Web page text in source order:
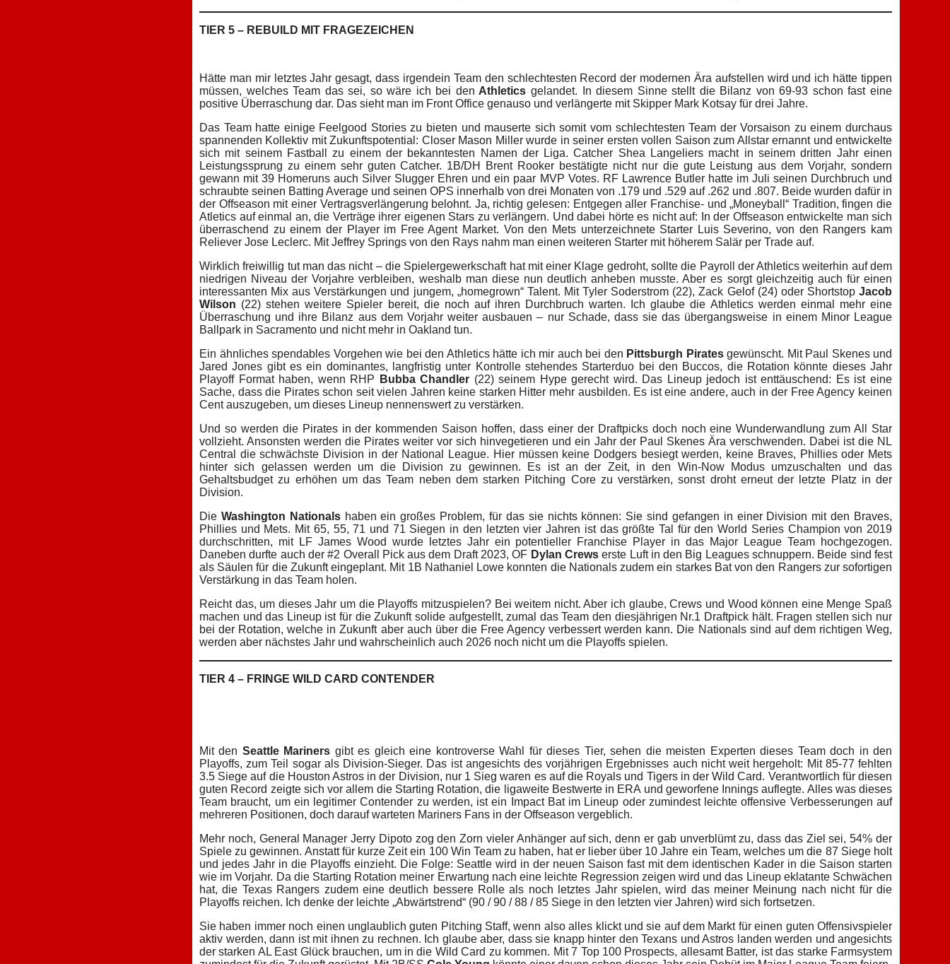
TIER 5 – REBUILD MIT FRAGEZEICHEN
Hätte man mir letztes Jahr gesagt, dass irgendein Team den schlechtesten Record der modernen Ära aufstellen wird und ich hätte tippen
müssen, welches Team das sei, so wäre ich bei den Athletics gelandet. In diesem Sinne stellt die Bilanz von 69-93 schon fast eine
positive Überraschung dar. Das sieht man im Front Office genauso und verlängerte mit Skipper Mark Kotsay für drei Jahre.
Das Team hatte einige Feelgood Stories zu bieten und mauserte sich somit vom schlechtesten Team der Vorsaison zu einem durchaus
spannenden Kollektiv mit Zukunftspotential: Closer Mason Miller wurde in seiner ersten vollen Saison zum Allstar ernannt und entwickelte
sich mit seinem Fastball zu einem der bekanntesten Namen der Liga. Catcher Shea Langeliers macht in seinem dritten Jahr einen
Leistungssprung zu einem sehr guten Catcher. 1B/DH Brent Rooker bestätigte nicht nur die gute Leistung aus dem Vorjahr, sondern
gewann mit 39 Homeruns auch Silver Slugger Ehren und ein paar MVP Votes. RF Lawrence Butler hatte im Juli seinen Durchbruch und
schraubte seinen Batting Average und seinen OPS innerhalb von drei Monaten von .179 und .529 auf .262 und .807. Beide wurden dafür in
der Offseason mit einer Vertragsverlängerung belohnt. Ja, richtig gelesen: Entgegen aller Franchise- und „Moneyball“ Tradition, fingen die
Atletics auf einmal an, die Verträge ihrer eigenen Stars zu verlängern. Und dabei hörte es nicht auf: In der Offseason entwickelte man sich
überraschend zu einem der Player im Free Agent Market. Von den Mets unterzeichnete Starter Luis Severino, von den Rangers kam
Reliever Jose Leclerc. Mit Jeffrey Springs von den Rays nahm man einen weiteren Starter mit höherem Salär per Trade auf.
Wirklich freiwillig tut man das nicht – die Spielergewerkschaft hat mit einer Klage gedroht, sollte die Payroll der Athletics weiterhin auf dem
niedrigen Niveau der Vorjahre verbleiben, weshalb man diese nun deutlich anheben musste. Aber es sorgt gleichzeitig auch für einen
interessanten Mix aus Verstärkungen und jungem, „homegrown“ Talent. Mit Tyler Soderstrom (22), Zack Gelof (24) oder Shortstop Jacob
Wilson (22) stehen weitere Spieler bereit, die noch auf ihren Durchbruch warten. Ich glaube die Athletics werden einmal mehr eine
Überraschung und ihre Bilanz aus dem Vorjahr weiter ausbauen – nur Schade, dass sie das übergangsweise in einem Minor League
Ballpark in Sacramento und nicht mehr in Oakland tun.
Ein ähnliches spendables Vorgehen wie bei den Athletics hätte ich mir auch bei den Pittsburgh Piratesgewünscht. Mit Paul Skenes und
Jared Jones gibt es ein dominantes, langfristig unter Kontrolle stehendes Starterduo bei den Buccos, die Rotation könnte dieses Jahr
Playoff Format haben, wenn RHP
Bubba Chandler (22) seinem Hype gerecht wird. Das Lineup jedoch ist enttäuschend: Es ist eine
Sache, dass die Pirates schon seit vielen Jahren keine starken Hitter mehr ausbilden. Es ist eine andere, auch in der Free Agency keinen
Cent auszugeben, um dieses Lineup nennenswert zu verstärken.
Und so werden die Pirates in der kommenden Saison hoffen, dass einer der Draftpicks doch noch eine Wunderwandlung zum All Star
vollzieht. Ansonsten werden die Pirates weiter vor sich hinvegetieren und ein Jahr der Paul Skenes Ära verschwenden. Dabei ist die NL
Central die schwächste Division in der National League. Hier müssen keine Dodgers besiegt werden, keine Braves, Phillies oder Mets
hinter sich gelassen werden um die Division zu gewinnen. Es ist an der Zeit, in den Win-Now Modus umzuschalten und das
Gehaltsbudget zu erhöhen um das Team neben dem starken Pitching Core zu verstärken, sonst droht erneut der letzte Platz in der
Division.
Die Washington Nationalshaben ein großes Problem, für das sie nichts können: Sie sind gefangen in einer Division mit den Braves,
Phillies und Mets. Mit 65, 55, 71 und 71 Siegen in den letzten vier Jahren ist das größte Tal für den World Series Champion von 2019
durchschritten, mit LF James Wood wurde letztes Jahr ein potentieller Franchise Player in das Major League Team hochgezogen.
Daneben durfte auch der #2 Overall Pick aus dem Draft 2023, OF Dylan Crewserste Luft in den Big Leagues schnuppern. Beide sind fest
als Säulen für die Zukunft eingeplant. Mit 1B Nathaniel Lowe konnten die Nationals zudem ein starkes Bat von den Rangers zur sofortigen
Verstärkung in das Team holen.
Reicht das, um dieses Jahr um die Playoffs mitzuspielen? Bei weitem nicht. Aber ich glaube, Crews und Wood können eine Menge Spaß
machen und das Lineup ist für die Zukunft solide aufgestellt, zumal das Team den diesjährigen Nr.1 Draftpick hält. Fragen stellen sich nur
bei der Rotation, welche in Zukunft aber auch über die Free Agency verbessert werden kann. Die Nationals sind auf dem richtigen Weg,
werden aber nächstes Jahr und wahrscheinlich auch 2026 noch nicht um die Playoffs spielen.
TIER 4 – FRINGE WILD CARD CONTENDER
Mit den Seattle Mariners gibt es gleich eine kontroverse Wahl für dieses Tier, sehen die meisten Experten dieses Team doch in den
Playoffs, zum Teil sogar als Division-Sieger. Das ist angesichts des vorjährigen Ergebnisses auch nicht weit hergeholt: Mit 85-77 fehlten
3.5 Siege auf die Houston Astros in der Division, nur 1 Sieg waren es auf die Royals und Tigers in der Wild Card. Verantwortlich für diesen
guten Record zeigte sich vor allem die Starting Rotation, die ligaweite Bestwerte in ERA und geworfene Innings auflegte. Alles was dieses
Team braucht, um ein legitimer Contender zu werden, ist ein Impact Bat im Lineup oder zumindest leichte offensive Verbesserungen auf
mehreren Positionen, doch darauf warteten Mariners Fans in der Offseason vergeblich.
Mehr noch, General Manager Jerry Dipoto zog den Zorn vieler Anhänger auf sich, denn er gab unverblümt zu, dass das Ziel sei, 54% der
Spiele zu gewinnen. Anstatt für kurze Zeit ein 100 Win Team zu haben, hat er lieber über 10 Jahre ein Team, welches um die 87 Siege holt
und jedes Jahr in die Playoffs einzieht. Die Folge: Seattle wird in der neuen Saison fast mit dem identischen Kader in die Saison starten
wie im Vorjahr. Da die Starting Rotation meiner Erwartung nach eine leichte Regression zeigen wird und das Lineup eklatante Schwächen
hat, die Texas Rangers zudem eine deutlich bessere Rolle als noch letztes Jahr spielen, wird das meiner Meinung nach nicht für die
Playoffs reichen. Ich denke der leichte „Abwärtstrend“ (90 / 90 / 88 / 85 Siege in den letzten vier Jahren) wird sich fortsetzen.
Sie haben immer noch einen unglaublich guten Pitching Staff, wenn also alles klickt und sie auf dem Markt für einen guten Offensivspieler
aktiv werden, dann ist mit ihnen zu rechnen. Ich glaube aber, dass sie knapp hinter den Texans und Astros landen werden und angesichts
der starken AL East Glück brauchen, um in die Wild Card zu kommen. Mit 7 Top 100 Prospects, allesamt Batter, ist das starke Farmsystem